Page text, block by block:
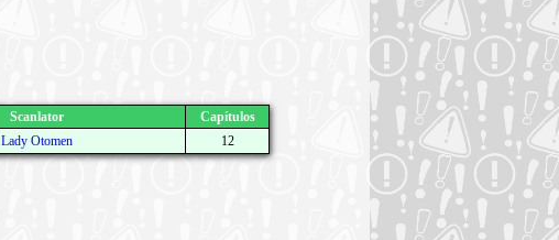
Scanlator
Capítulos
Lady Otomen
12